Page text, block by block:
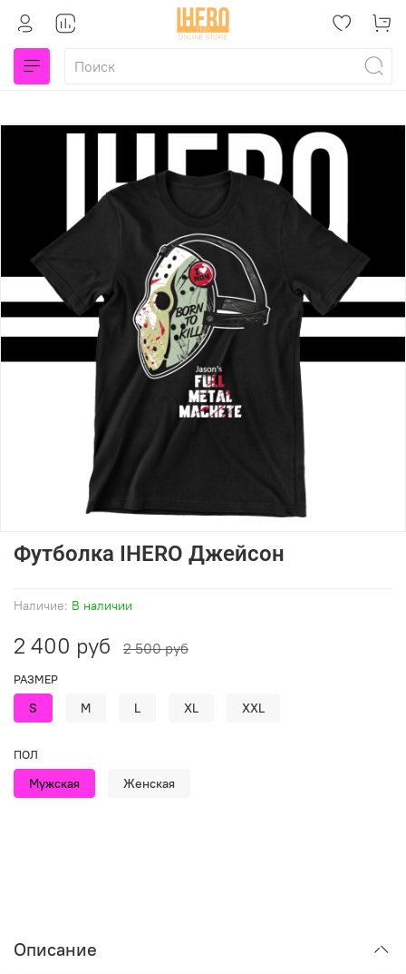
Наличие: В наличии
Футболка IHERO Джейсон
2 400 руб 2 500 руб
РАЗМЕР
S M L XL XXL
ПОЛ
Мужская Женская
Описание